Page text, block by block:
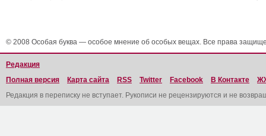
© 2008 Особая буква — особое мнение об особых вещах. Все права
Редакция
Полная версия
Карта сайта RSS Twitter Facebook В Контакте
Редакция в переписку не вступает. Рукописи не рецензируются и не